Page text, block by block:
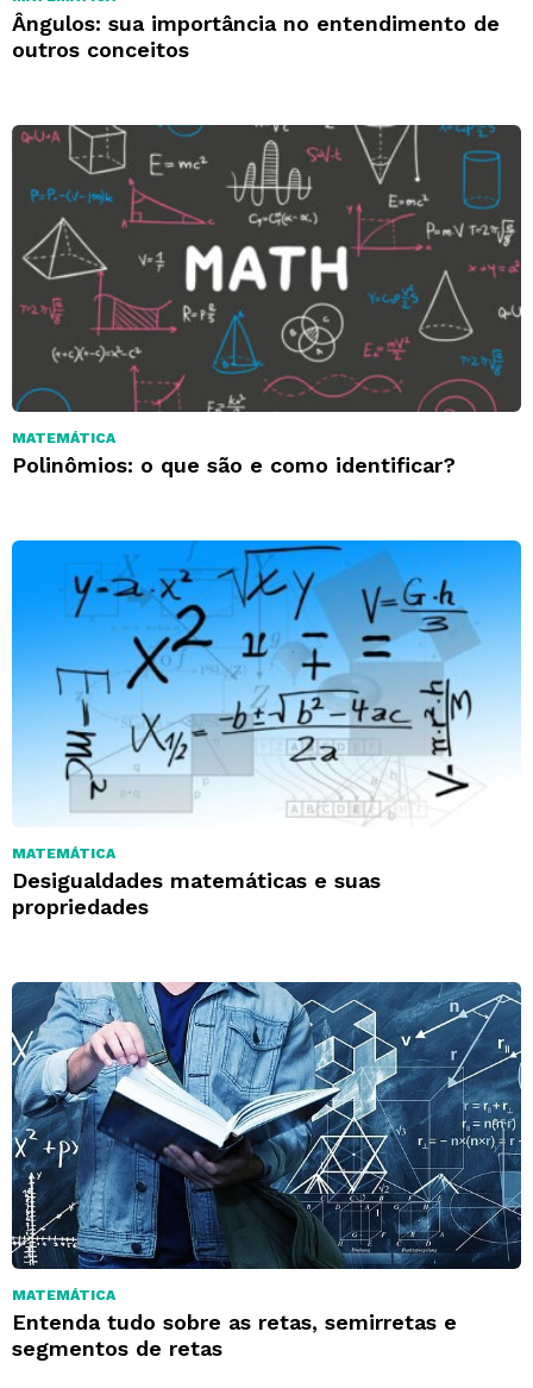
Ângulos: sua importância no entendimento de
outros conceitos
MATEMÁTICA
Polinômios: o que são e como identificar?
MATEMÁTICA
Desigualdades matemáticas e suas
propriedades
MATEMÁTICA
Entenda tudo sobre as retas, semirretas e
segmentos de retas